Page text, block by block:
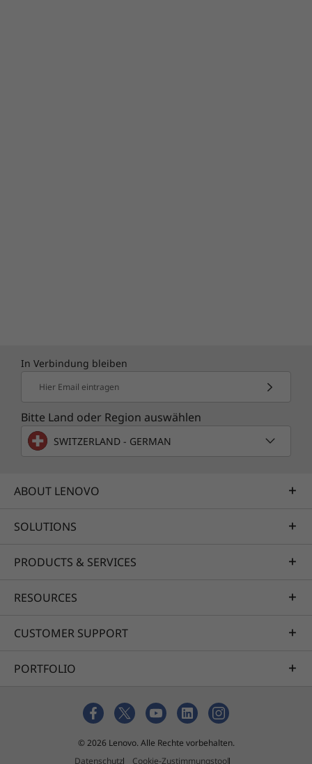
In Verbindung bleiben
Hier Email eintragen
Bitte Land oder Region auswählen
SWITZERLAND - GERMAN
ABOUT LENOVO
SOLUTIONS
PRODUCTS & SERVICES
RESOURCES
CUSTOMER SUPPORT
PORTFOLIO
© 2026 Lenovo. Alle Rechte vorbehalten.
Datenschutz
Cookie-Zustimmungstool